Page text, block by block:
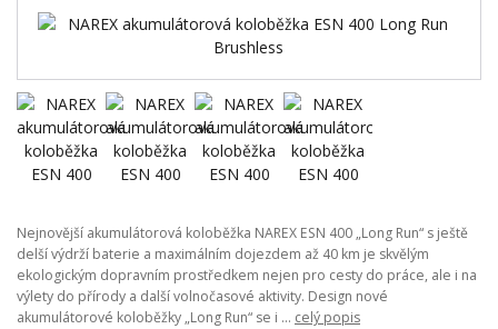
Nejnovější akumulátorová koloběžka NAREX ESN 400 „Long Run“ s ještě
delší výdrží baterie a maximálním dojezdem až 40 km je skvělým
ekologickým dopravním prostředkem nejen pro cesty do práce, ale i na
výlety do přírody a další volnočasové aktivity. Design nové
akumulátorové koloběžky „Long Run“ se i ... celý popis